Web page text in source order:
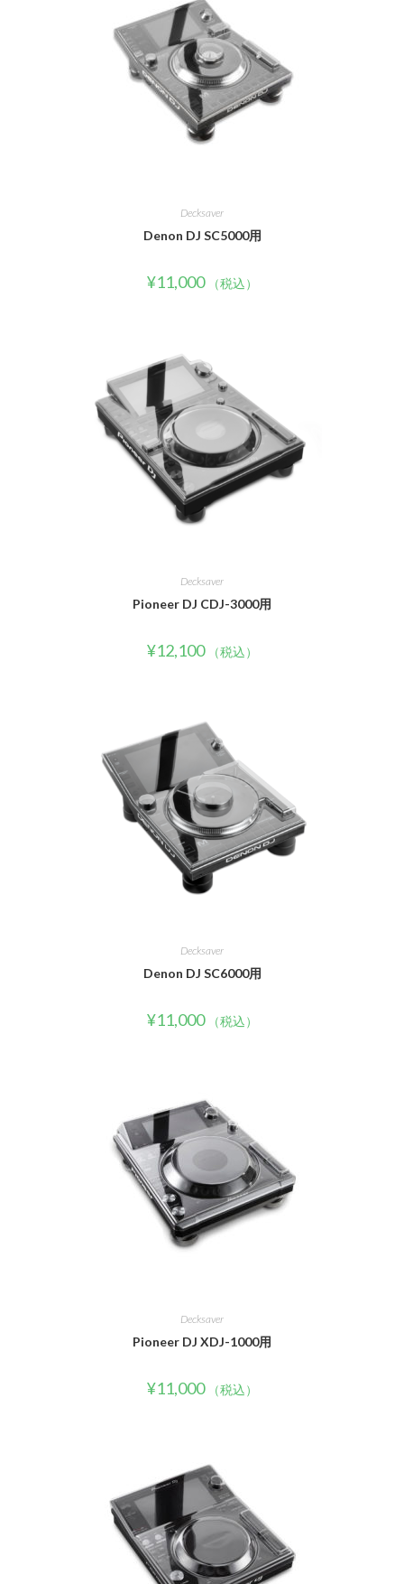
Decksaver
Denon DJ SC5000用
¥11,000 （税込）
Decksaver
Pioneer DJ CDJ-3000用
¥12,100 （税込）
Decksaver
Denon DJ SC6000用
¥11,000 （税込）
Decksaver
Pioneer DJ XDJ-1000用
¥11,000 （税込）